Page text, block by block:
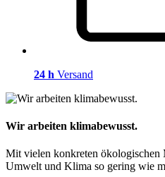
24 h Versand
Wir arbeiten klimabewusst.
Mit vielen konkreten ökologischen
Umwelt und Klima so gering wie